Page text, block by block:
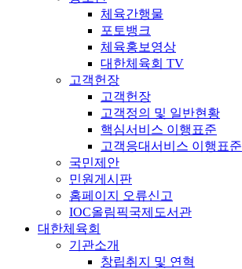
체육간행물
포토뱅크
체육홍보영상
대한체육회 TV
고객헌장
고객헌장
고객정의 및 일반현황
핵심서비스 이행표준
고객응대서비스 이행표준
국민제안
민원게시판
홈페이지 오류신고
IOC올림픽국제도서관
대한체육회
기관소개
창립취지 및 연혁